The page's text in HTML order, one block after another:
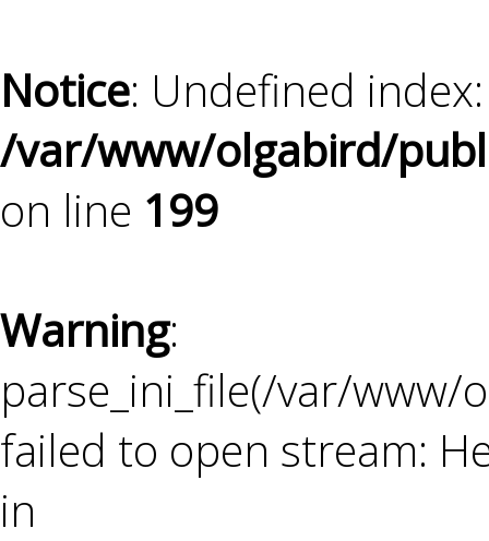
: Undefined
on line
:
parse_ini_file(/var/
failed to open stream:
in